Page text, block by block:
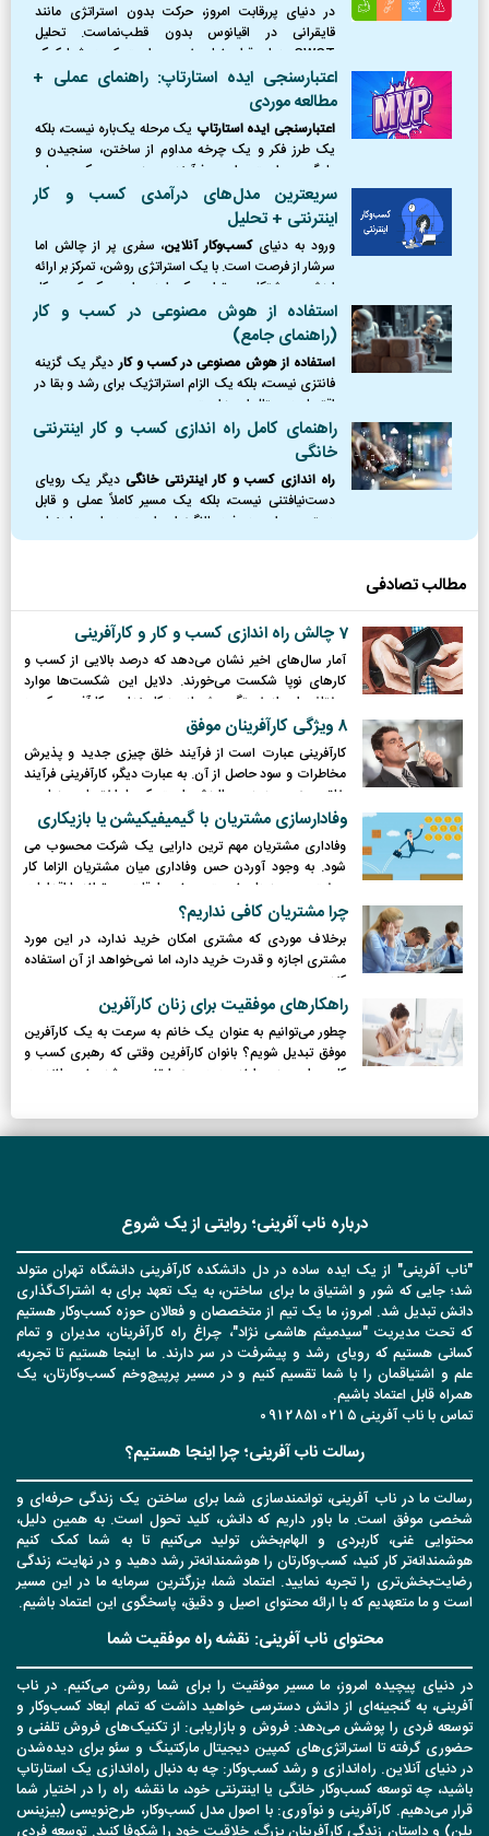
در دنیای پررقابت امروز، حرکت بدون استراتژی مانند
قایقرانی در اقیانوس بدون قطب‌نماست. تحلیل
SWOT همان قطب‌نمای ضروری است که به شما کمک
می‌کند موقعیت دقیق خود را بشناسید، از طوفان‌ها
(تهدیدها) دوری کنید،
اعتبارسنجی ایده استارتاپ: راهنمای عملی +
مطالعه موردی
اعتبارسنجی ایده استارتاپ یک مرحله یک‌باره نیست، بلکه
یک طرز فکر و یک چرخه مداوم از ساختن، سنجیدن و
یادگیری است. این فرآیند، مرز بین یک رویای
شکست‌خورده و یک کسب‌وکار موفق را ترسیم می‌کند.
سریعترین مدل‌های درآمدی کسب و کار
اینترنتی + تحلیل
ورود به دنیایکسب‌وکار آنلاین، سفری پر از چالش اما
سرشار از فرصت است. با یک استراتژی روشن، تمرکز بر ارائه
ارزش و پشتکار، می‌توان یک ایده را به یک کسب‌وکار
پایدار و سودآور تبدیل کرد.
استفاده از هوش مصنوعی در کسب و کار
(راهنمای جامع)
استفاده از هوش مصنوعی در کسب و کاردیگر یک گزینه
فانتزی نیست، بلکه یک الزام استراتژیک برای رشد و بقا در
اقتصاد دیجیتال امروز است.
راهنمای کامل راه اندازی کسب و کار اینترنتی
خانگی
راه اندازی کسب و کار اینترنتی خانگیدیگر یک رویای
دست‌نیافتنی نیست، بلکه یک مسیر کاملاً عملی و قابل
دسترس برای هر فرد باانگیزه‌ای است. در این راهنمای
جامع، نقشه راه کاملی از نقطه صفر را ترسیم کردیم؛
مطالب تصادفی
7 چالش راه اندازی کسب و کار و کارآفرینی
آمار سال‌های اخیر نشان می‌دهد که درصد بالایی از کسب و
کارهای نوپا شکست می‌خورند. دلایل این شکست‌ها موارد
مختلفی اعم از خستگی بیش از حد کارمندان و کارآفرین، کمبود
سرمایه، عدم استقبال بازار و ... است.
8 ویژگی کارآفرینان موفق
كارآفرینی عبارت است از فرآیند خلق چیزی جدید و پذیرش
مخاطرات و سود حاصل از آن. به عبارت دیگر، كارآفرینی فرآیند
خلق چیزی جدید و باارزش است كه با اختصاص زمان و
تلاش لازم، و در‌نظر گرفتن ریسك‌‌های مالی، روانی و اجتماعی
برای رسیدن به رضایت‌فردی و مالی و استقلال به ثمر می‌رسد.
وفادارسازی مشتریان با گیمیفیکیشن یا بازیکاری
وفاداری مشتریان مهم ترین دارایی یک شرکت محسوب می
شود. به وجود آوردن حس وفاداری میان مشتریان الزاما کار
سخت و پیچیدهای نیست و بعضی اوقات می تواند با اقدامات
ساده ای ایجاد شود.
چرا مشتریان کافی نداریم؟
برخلاف موردی که مشتری امکان خرید ندارد، در این مورد
مشتری اجازه و قدرت خرید دارد، اما نمی‌خواهد از آن استفاده
کند.
راهکارهای موفقیت برای زنان کارآفرین
چطور می‌توانیم به عنوان یک خانم به سرعت به یک کارآفرین
موفق تبدیل شویم؟ بانوان کارآفرین وقتی که رهبری کسب و
کاری را برعهده دارند، هیچ چیز را تضمین شده نمی‌دانند. در
نداشتند. شکی نیست که دوره دیگری در تاریخ کسب و کارها
آغاز شده است؛ دوره کارآفرینی زنان
درباره ناب آفرینی؛ روایتی از یک شروع
"ناب آفرینی" از یک ایده ساده در دل دانشکده کارآفرینی دانشگاه تهران متولد
شد؛ جایی که شور و اشتیاق ما برای ساختن، به یک تعهد برای به اشتراک‌گذاری
دانش تبدیل شد. امروز، ما یک تیم از متخصصان و فعالان حوزه کسب‌وکار هستیم
که تحت مدیریت "سیدمیثم هاشمی نژاد"، چراغ راه کارآفرینان، مدیران و تمام
کسانی هستیم که رویای رشد و پیشرفت در سر دارند. ما اینجا هستیم تا تجربه،
علم و اشتیاقمان را با شما تقسیم کنیم و در مسیر پرپیچ‌وخم کسب‌وکارتان، یک
همراه قابل اعتماد باشیم.
تماس با ناب آفرینی 09128510215
رسالت ناب آفرینی؛ چرا اینجا هستیم؟
رسالت ما در ناب آفرینی، توانمندسازی شما برای ساختن یک زندگی حرفه‌ای و
شخصی موفق است. ما باور داریم که دانش، کلید تحول است. به همین دلیل،
محتوایی غنی، کاربردی و الهام‌بخش تولید می‌کنیم تا به شما کمک کنیم
هوشمندانه‌تر کار کنید، کسب‌وکارتان را هوشمندانه‌تر رشد دهید و در نهایت، زندگی
رضایت‌بخش‌تری را تجربه نمایید. اعتماد شما، بزرگترین سرمایه ما در این مسیر
است و ما متعهدیم که با ارائه محتوای اصیل و دقیق، پاسخگوی این اعتماد باشیم.
محتوای ناب آفرینی: نقشه راه موفقیت شما
در دنیای پیچیده امروز، ما مسیر موفقیت را برای شما روشن می‌کنیم. در ناب
آفرینی، به گنجینه‌ای از دانش دسترسی خواهید داشت که تمام ابعاد کسب‌وکار و
توسعه فردی را پوشش می‌دهد: فروش و بازاریابی: از تکنیک‌های فروش تلفنی و
حضوری گرفته تا استراتژی‌های کمپین دیجیتال مارکتینگ و سئو برای دیده‌شدن
در دنیای آنلاین. راه‌اندازی و رشد کسب‌وکار: چه به دنبال راه‌اندازی یک استارتاپ
باشید، چه توسعه کسب‌وکار خانگی یا اینترنتی خود، ما نقشه راه را در اختیار شما
قرار می‌دهیم. کارآفرینی و نوآوری: با اصول مدل کسب‌وکار، طرح‌نویسی (بیزینس